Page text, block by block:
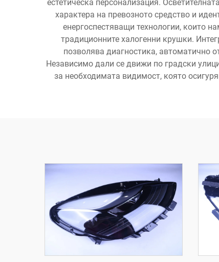
естетическа персонализация.
характера на превозното средство и
енергоспестяващи технологии, които
традиционните халогенни крушки.
позволява диагностика, автоматично
Независимо дали се движи по градски
за необходимата видимост, която